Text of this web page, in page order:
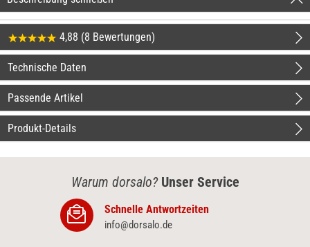
4,88 (8 Bewertungen)
Technische Daten
Passende Artikel
Produkt-Details
Warum dorsalo? Unser Service
Schnelle Antwortzeiten
info@dorsalo.de